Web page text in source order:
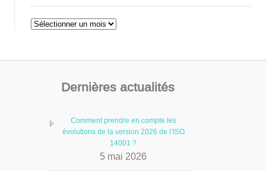
Archives
Dernières actualités
Comment prendre en compte les
évolutions de la version 2026 de l’ISO
14001 ?
5 mai 2026